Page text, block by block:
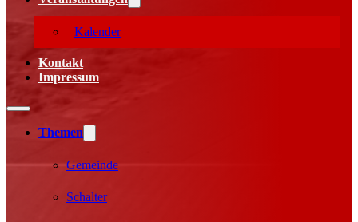
Kalender
Kontakt
Impressum
Themen
Gemeinde
Schalter